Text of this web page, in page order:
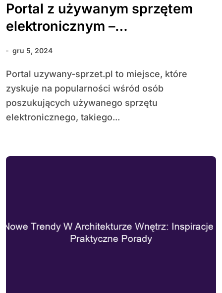
Portal z używanym sprzętem
elektronicznym –
funkcjonalności i korzyści dla
gru 5, 2024
Portal uzywany-sprzet.pl to miejsce, które
zyskuje na popularności wśród osób
poszukujących używanego sprzętu
elektronicznego, takiego...